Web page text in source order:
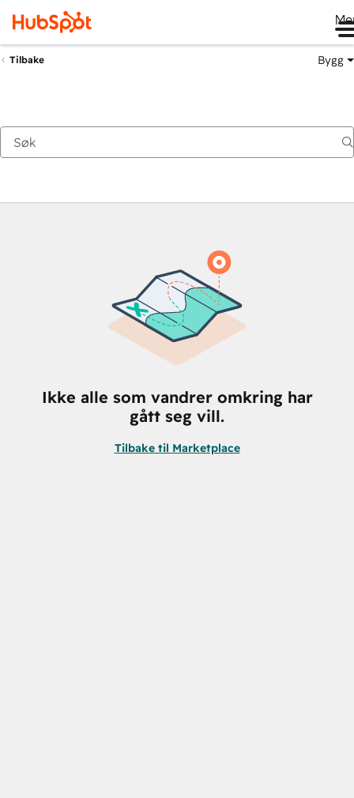
Tilbake Bygg
Ikke alle som vandrer omkring har
gått seg vill.
Tilbake til Marketplace